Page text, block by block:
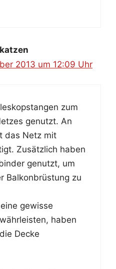
2013 um 12:09 Uhr
zum
genutzt. An
das Netz mit
Zusätzlich haben
genutzt, um
Balkonbrüstung zu
gewisse
haben
Decke